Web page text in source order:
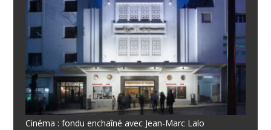
Cinéma : fondu enchaîné avec Jean-Marc Lalo